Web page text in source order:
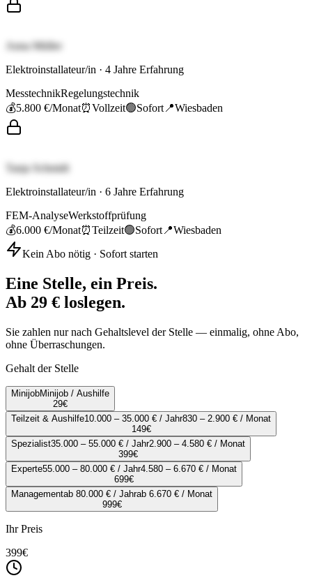
Anna Müller
Elektroinstallateur/in · 4 Jahre Erfahrung
MesstechnikRegelungstechnik
💰5.800 €/Monat⏰Vollzeit🟢Sofort 📍Wiesbaden
Tanja Schmidt
Elektroinstallateur/in · 6 Jahre Erfahrung
FEM-AnalyseWerkstoffprüfung
💰6.000 €/Monat⏰Teilzeit🟢Sofort 📍Wiesbaden
Kein Abo nötig · Sofort starten
Eine Stelle, ein Preis.
Ab 29 € loslegen.
Sie zahlen nur nach Gehaltslevel der Stelle — einmalig, ohne Abo,
ohne Überraschungen.
Gehalt der Stelle
MinijobMinijob / Aushilfe
29€
Teilzeit & Aushilfe10.000 – 35.000 € / Jahr830 – 2.900 € / Monat
149€
Spezialist35.000 – 55.000 € / Jahr2.900 – 4.580 € / Monat
399€
Experte55.000 – 80.000 € / Jahr4.580 – 6.670 € / Monat
699€
Managementab 80.000 € / Jahrab 6.670 € / Monat
999€
Ihr Preis
399€